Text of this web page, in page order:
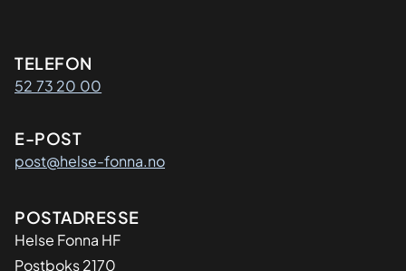
Kontaktinformasjon
TELEFON
52 73 20 00
E-POST
post@helse-fonna.no
Adresse
POSTADRESSE
​Helse Fonna HF
Postboks 2170